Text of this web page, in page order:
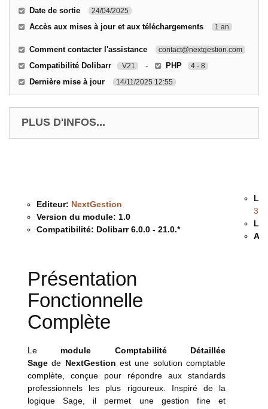
Date de sortie 24/04/2025
Accès aux mises à jour et aux téléchargements 1 an
Comment contacter l'assistance contact@nextgestion.com
Compatibilité Dolibarr V21 - PHP 4 - 8
Dernière mise à jour 14/11/2025 12:55
PLUS D'INFOS...
Editeur: NextGestion
Version du module: 1.0
Compatibilité: Dolibarr 6.0.0 - 21.0.*
3.0
Présentation
Fonctionnelle
Complète
Le module Comptabilité Détaillée
Sage de NextGestion est une solution comptable
complète, conçue pour répondre aux standards
professionnels les plus rigoureux. Inspiré de la
logique Sage, il permet une gestion fine et